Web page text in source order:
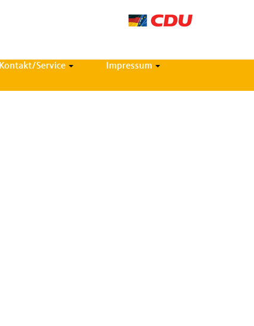
Kontakt/Service Impressum